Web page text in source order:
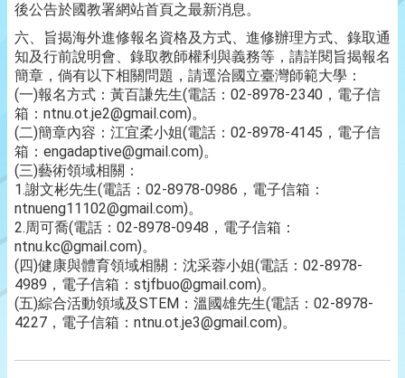
後公告於國教署網站首頁之最新消息。
六、旨揭海外進修報名資格及方式、進修辦理方式、錄取通
知及行前說明會、錄取教師權利與義務等，請詳閱旨揭報名
簡章，倘有以下相關問題，請逕洽國立臺灣師範大學：
(一)報名方式：黃百謙先生(電話：02-8978-2340，電子信
箱：ntnu.ot.je2@gmail.com)。
(二)簡章內容：江宜柔小姐(電話：02-8978-4145，電子信
箱：engadaptive@gmail.com)。
(三)藝術領域相關：
1.謝文彬先生(電話：02-8978-0986，電子信箱：
ntnueng11102@gmail.com)。
2.周可喬(電話：02-8978-0948，電子信箱：
ntnu.kc@gmail.com)。
(四)健康與體育領域相關：沈采蓉小姐(電話：02-8978-
4989，電子信箱：stjfbuo@gmail.com)。
(五)綜合活動領域及STEM：溫國雄先生(電話：02-8978-
4227，電子信箱：ntnu.ot.je3@gmail.com)。